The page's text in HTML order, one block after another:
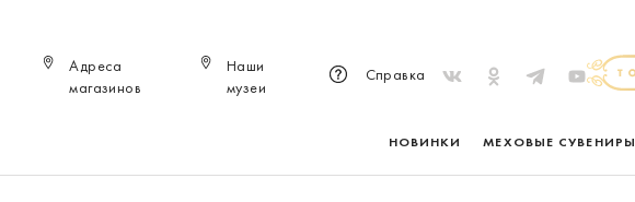
Адреса
магазинов
Наши
музеи
Справка
НОВИНКИ МЕХОВЫЕ СУВЕНИРЫ